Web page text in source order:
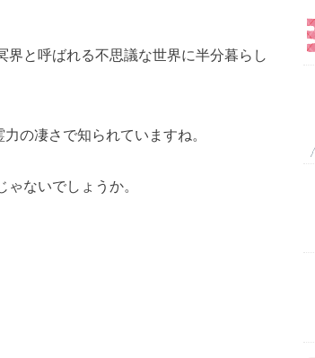
界と呼ばれる不思議な世界に半分暮らし
力の凄さで知られていますね。
ないでしょうか。